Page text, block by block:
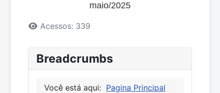
maio/2025
Detalhes
Acessos: 339
Breadcrumbs
Você está aqui: Pagina Principal